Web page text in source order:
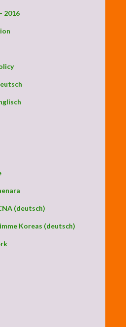
2016
(deutsch)
Koreas (deutsch)